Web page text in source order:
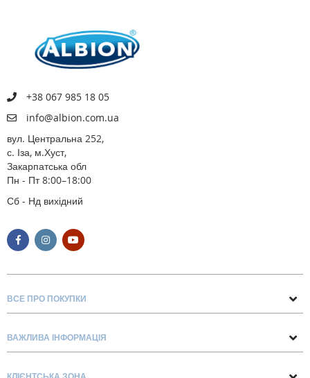
+38 067 985 18 05
info@albion.com.ua
вул. Центральна 252,
с. Іза, м.Хуст,
Закарпатська обл
Пн - Пт 8:00–18:00
Сб - Нд вихідний
ВСЕ ПРО ПОКУПКИ
Про нас
ВАЖЛИВА ІНФОРМАЦІЯ